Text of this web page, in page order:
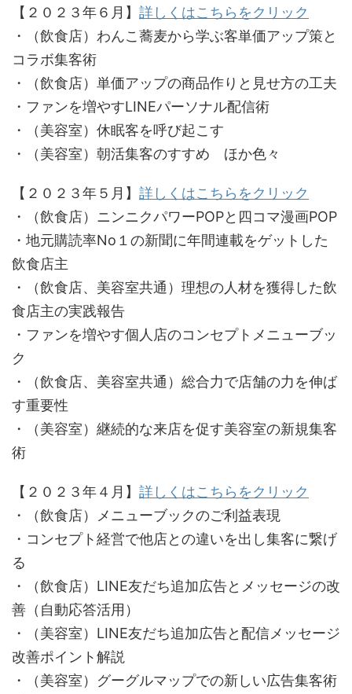
【２０２３年６月】 詳しくはこちらをクリック
・（飲食店）わんこ蕎麦から学ぶ客単価アップ策と
コラボ集客術
・（飲食店）単価アップの商品作りと見せ方の工夫
・ファンを増やすLINEパーソナル配信術
・（美容室）休眠客を呼び起こす
・（美容室）朝活集客のすすめ ほか色々
【２０２３年５月】 詳しくはこちらをクリック
・（飲食店）ニンニクパワーPOPと四コマ漫画POP
・地元購読率No１の新聞に年間連載をゲットした
飲食店主
・（飲食店、美容室共通）理想の人材を獲得した飲
食店主の実践報告
・ファンを増やす個人店のコンセプトメニューブッ
ク
・（飲食店、美容室共通）総合力で店舗の力を伸ば
す重要性
・（美容室）継続的な来店を促す美容室の新規集客
術
【２０２３年４月】 詳しくはこちらをクリック
・（飲食店）メニューブックのご利益表現
・コンセプト経営で他店との違いを出し集客に繋げ
る
・（飲食店）LINE友だち追加広告とメッセージの改
善（自動応答活用）
・（美容室）LINE友だち追加広告と配信メッセージ
改善ポイント解説
・（美容室）グーグルマップでの新しい広告集客術